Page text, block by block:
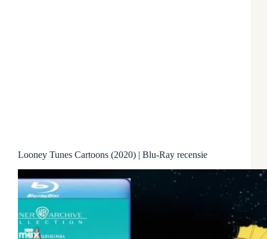
Looney Tunes Cartoons (2020) | Blu-Ray recensie